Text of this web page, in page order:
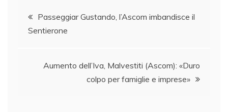
b
o
k
dI
n
A
vi
Navigazione
articoli
Passeggiar Gustando, l’Ascom imbandisce il
Sentierone
Aumento dell’Iva, Malvestiti (Ascom): «Duro
colpo per famiglie e imprese»